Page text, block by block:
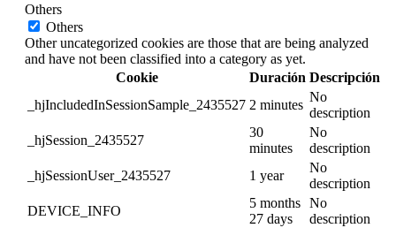
Others
Others
Other uncategorized cookies are those that are being analyzed
and have not been classified into a category as yet.
Cookie
Duración Descripción
_hjIncludedInSessionSample_2435527 2 minutes
No
description
_hjSession_2435527
30
minutes
No
description
_hjSessionUser_2435527
1 year
No
description
DEVICE_INFO
5 months
27 days
No
description